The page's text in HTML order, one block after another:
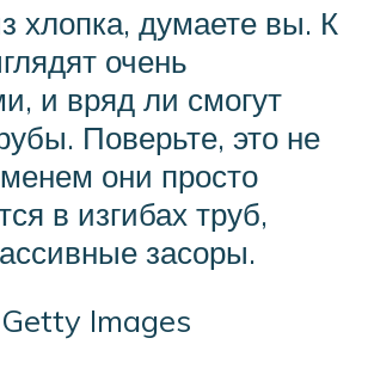
хлопка, думаете вы. К
очень
и вряд ли смогут
Поверьте, это не
они просто
в изгибах труб,
засоры.
Images